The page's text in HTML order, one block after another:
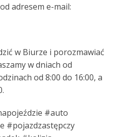
adresem e-mail:
w Biurze i porozmawiać
w dniach od
od 8:00 do 16:00, a
#auto
#pojazdzastępczy